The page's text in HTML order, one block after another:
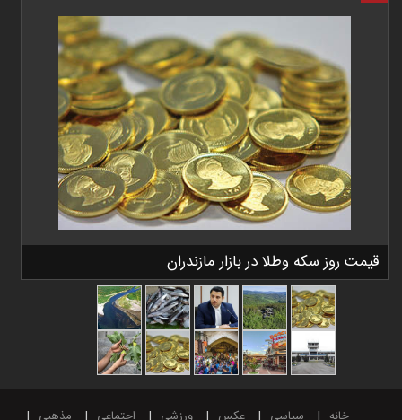
قیمت روز سکه وطلا در بازار مازندران